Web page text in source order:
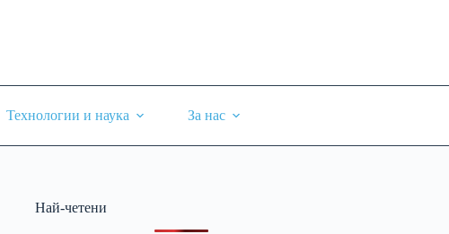
Технологии и наука За нас
Най-четени